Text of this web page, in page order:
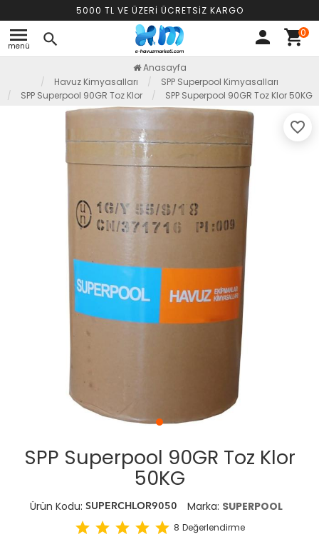
5000 TL VE ÜZERİ ÜCRETSİZ KARGO
menu
menü search person shopping_cart0
Anasayfa
Havuz Kimyasalları
SPP Superpool Kimyasalları
SPP Superpool 90GR Toz Klor
SPP Superpool 90GR Toz Klor 50KG
favorite_border
SPP Superpool 90GR Toz Klor
50KG
Ürün Kodu: SUPERCHLOR9050 Marka: SUPERPOOL
star star star star star 8 Değerlendirme